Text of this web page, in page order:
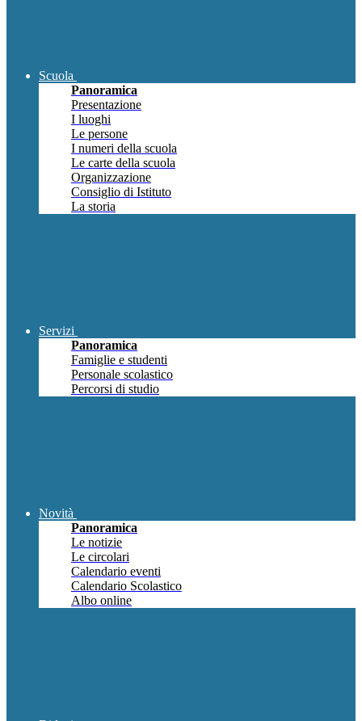
Scuola
Panoramica
Presentazione
I luoghi
Le persone
I numeri della scuola
Le carte della scuola
Organizzazione
Consiglio di Istituto
La storia
Servizi
Panoramica
Famiglie e studenti
Personale scolastico
Percorsi di studio
Novità
Panoramica
Le notizie
Le circolari
Calendario eventi
Calendario Scolastico
Albo online